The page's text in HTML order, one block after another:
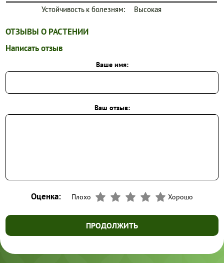
Устойчивость к болезням:
Высокая
ОТЗЫВЫ О РАСТЕНИИ
Написать отзыв
Ваше имя:
Ваш отзыв:
Оценка: Плохо Хорошо
ПРОДОЛЖИТЬ